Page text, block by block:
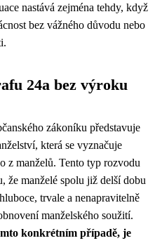
nastává zejména tehdy, když
bez vážného důvodu nebo
24a bez výroku
zákoníku představuje
která se vyznačuje
z manželů. Tento typ rozvodu
že manželé spolu již delší dobu
trvale a nenapravitelně
manželského soužití.
konkrétním případě, je